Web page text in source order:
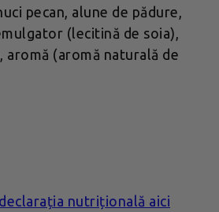
pecan, alune de pădure,
(lecitină de soia),
aromă (aromă naturală de
nutrițională aici